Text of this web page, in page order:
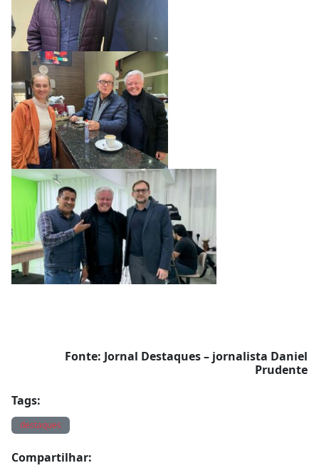
Fonte: Jornal Destaques – jornalista Daniel
Prudente
Tags:
destaques
Compartilhar: